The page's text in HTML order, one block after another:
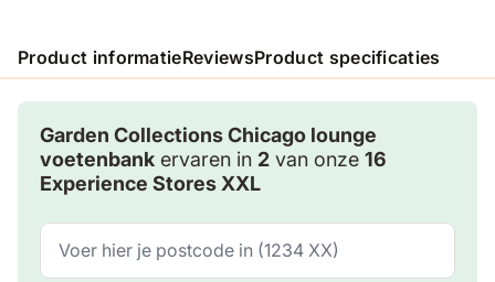
Product informatieReviewsProduct specificaties
Garden Collections Chicago lounge
voetenbank ervaren in 2 van onze 16
Experience Stores XXL